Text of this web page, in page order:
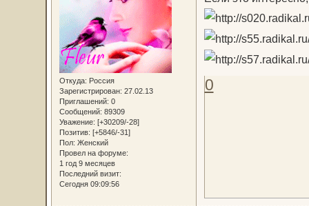
Откуда: Россия
Зарегистрирован: 27.02.13
Приглашений: 0
Сообщений: 89309
Уважение: [+30209/-28]
Позитив: [+5846/-31]
Пол: Женский
Провел на форуме:
1 год 9 месяцев
Последний визит:
Сегодня 09:09:56
0